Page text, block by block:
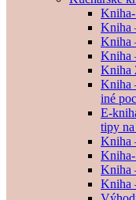
Kniha
Kniha
Kniha
Kniha
Kniha
iné
E-
tipy
Kniha
Kniha
Kniha